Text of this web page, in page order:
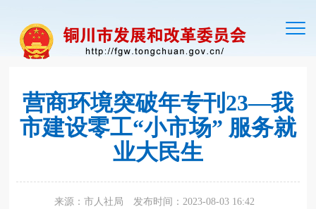
切
换
营商环境突破年专刊23—我
市建设零工“小市场” 服务就
业大民生
来源：市人社局 发布时间：2023-08-03 16:42